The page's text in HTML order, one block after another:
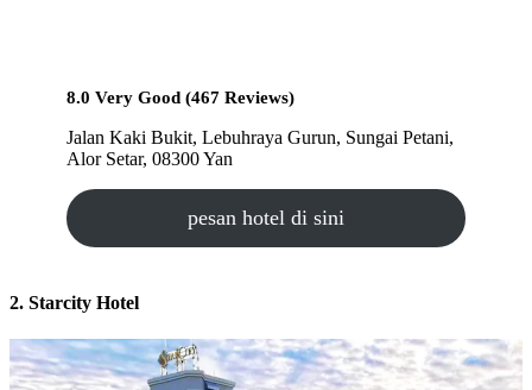
8.0 Very Good (467 Reviews)
Jalan Kaki Bukit, Lebuhraya Gurun, Sungai Petani,
Alor Setar, 08300 Yan
pesan hotel di sini
2. Starcity Hotel